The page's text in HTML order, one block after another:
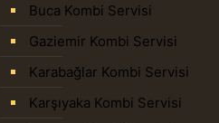
Buca Kombi Servisi
Gaziemir Kombi Servisi
Karabağlar Kombi Servisi
Karşıyaka Kombi Servisi